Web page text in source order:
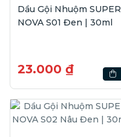
Dầu Gội Nhuộm SUPER
NOVA S01 Đen | 30ml
23.000 ₫